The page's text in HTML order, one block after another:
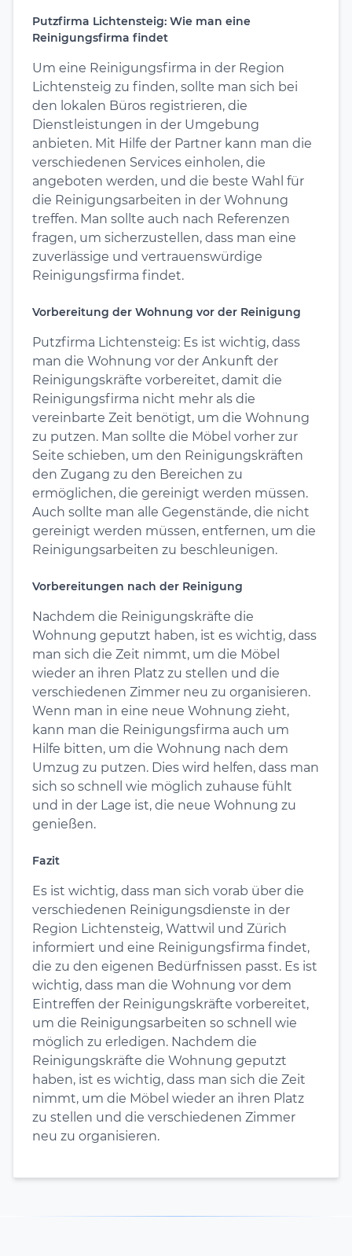
Putzfirma Lichtensteig: Wie man eine
Reinigungsfirma findet
Um eine Reinigungsfirma in der Region
Lichtensteig zu finden, sollte man sich bei
den lokalen Büros registrieren, die
Dienstleistungen in der Umgebung
anbieten. Mit Hilfe der Partner kann man die
verschiedenen Services einholen, die
angeboten werden, und die beste Wahl für
die Reinigungsarbeiten in der Wohnung
treffen. Man sollte auch nach Referenzen
fragen, um sicherzustellen, dass man eine
zuverlässige und vertrauenswürdige
Reinigungsfirma findet.
Vorbereitung der Wohnung vor der Reinigung
Putzfirma Lichtensteig: Es ist wichtig, dass
man die Wohnung vor der Ankunft der
Reinigungskräfte vorbereitet, damit die
Reinigungsfirma nicht mehr als die
vereinbarte Zeit benötigt, um die Wohnung
zu putzen. Man sollte die Möbel vorher zur
Seite schieben, um den Reinigungskräften
den Zugang zu den Bereichen zu
ermöglichen, die gereinigt werden müssen.
Auch sollte man alle Gegenstände, die nicht
gereinigt werden müssen, entfernen, um die
Reinigungsarbeiten zu beschleunigen.
Vorbereitungen nach der Reinigung
Nachdem die Reinigungskräfte die
Wohnung geputzt haben, ist es wichtig, dass
man sich die Zeit nimmt, um die Möbel
wieder an ihren Platz zu stellen und die
verschiedenen Zimmer neu zu organisieren.
Wenn man in eine neue Wohnung zieht,
kann man die Reinigungsfirma auch um
Hilfe bitten, um die Wohnung nach dem
Umzug zu putzen. Dies wird helfen, dass man
sich so schnell wie möglich zuhause fühlt
und in der Lage ist, die neue Wohnung zu
genießen.
Fazit
Es ist wichtig, dass man sich vorab über die
verschiedenen Reinigungsdienste in der
Region Lichtensteig, Wattwil und Zürich
informiert und eine Reinigungsfirma findet,
die zu den eigenen Bedürfnissen passt. Es ist
wichtig, dass man die Wohnung vor dem
Eintreffen der Reinigungskräfte vorbereitet,
um die Reinigungsarbeiten so schnell wie
möglich zu erledigen. Nachdem die
Reinigungskräfte die Wohnung geputzt
haben, ist es wichtig, dass man sich die Zeit
nimmt, um die Möbel wieder an ihren Platz
zu stellen und die verschiedenen Zimmer
neu zu organisieren.